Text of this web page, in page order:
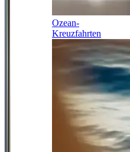
Ozean-
Kreuzfahrten